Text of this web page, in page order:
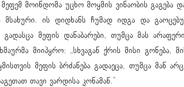
მოინდომა უცხო მოყმის ვინაობის გაგება
მსახური. ის დიდხანს ჩუმად იდგა და
გადასცა მეფის დანაბარები, თუმცა მას
მიიპყრო: „სხვაგან ქრის მისი გონება,
მეფის ბრძანება გადაეცა, თუმცა მან
თავი ვარდისა კონამან.“